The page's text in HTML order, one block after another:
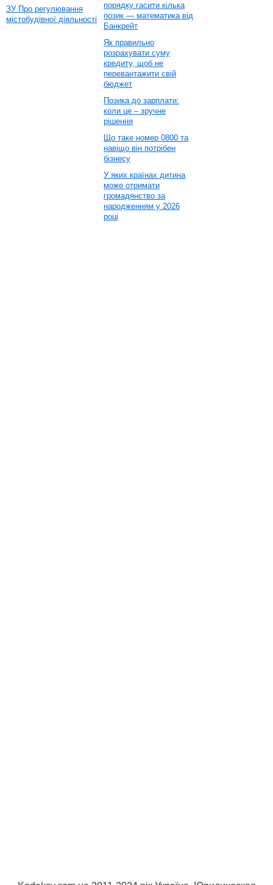
ЗУ Про регулювання
містобудівної діяльності
порядку гасити кілька
позик — математика від
Банкрейт
Як правильно
розрахувати суму
кредиту, щоб не
перевантажити свій
бюджет
Позика до зарплати:
коли це – зручне
рішення
Що таке номер 0800 та
навіщо він потрібен
бізнесу
У яких країнах дитина
може отримати
громадянство за
народженням у 2026
році